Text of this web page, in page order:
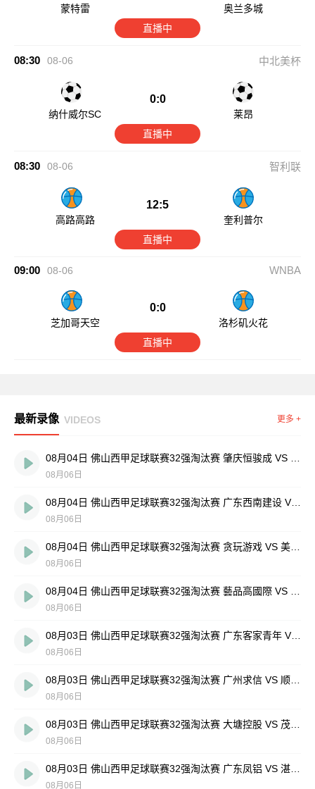
蒙特雷
奥兰多城
直播中
08:30 08-06 中北美杯
纳什威尔SC
0:0
莱昂
直播中
08:30 08-06 智利联
高路高路
12:5
奎利普尔
直播中
09:00 08-06 WNBA
芝加哥天空
0:0
洛杉矶火花
直播中
最新录像 VIDEOS 更多 +
08月06日
08月04日 佛山西甲足球联赛32强淘汰赛 广东西南建设 VS 香港圣徒 全场录像
08月06日
08月06日
08月06日
08月03日 佛山西甲足球联赛32强淘汰赛 广东客家青年 VS 广州英华思力U17 全场录像
08月06日
08月06日
08月06日
08月06日